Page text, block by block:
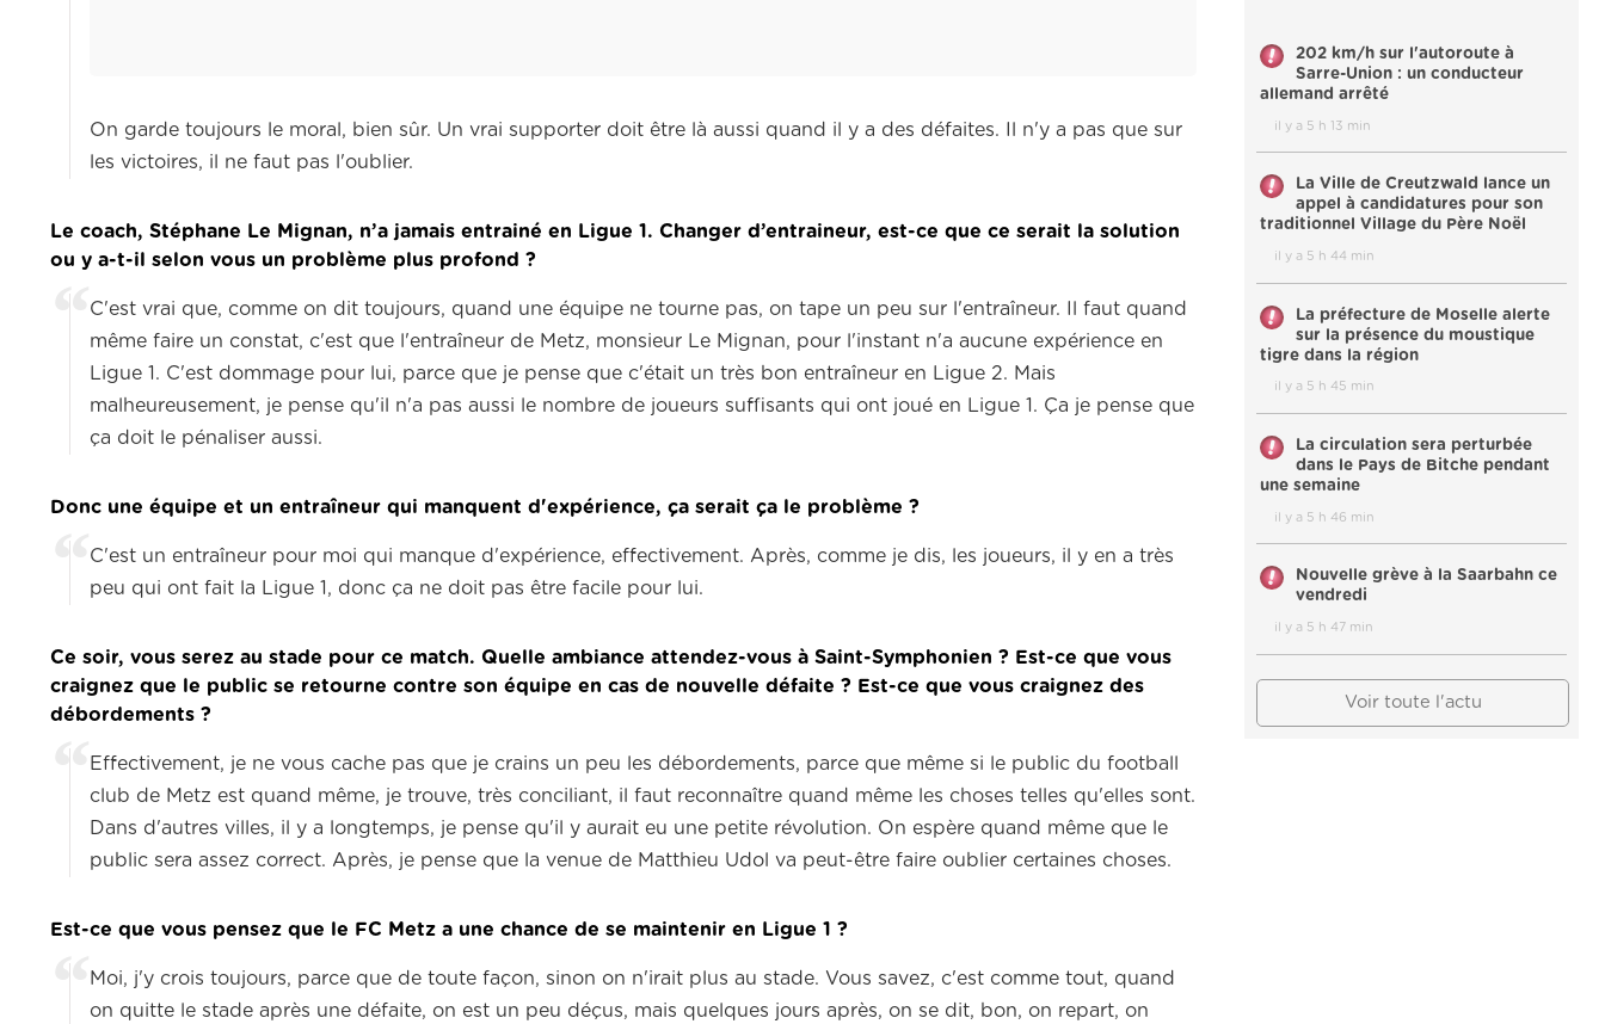
On garde toujours le moral, bien sûr. Un vrai supporter doit être là aussi quand il y a des défaites.
Il n'y a pas que sur
les victoires, il ne faut pas l'oublier.
Le coach, Stéphane Le Mignan, n’a jamais entrainé en Ligue 1. Changer d’entraineur, est-ce que ce serait la solution
ou y a-t-il selon vous un problème plus profond ?
C'est vrai que, comme on dit toujours, quand une équipe ne tourne pas, on tape un peu sur l'entraîneur.
Il faut quand
même faire un constat, c'est que l'entraîneur de Metz, monsieur Le Mignan, pour l'instant n'a aucune expérience en
Ligue 1. C'est dommage pour lui, parce que je pense que c'était un très bon entraîneur en Ligue 2. Mais
malheureusement, je pense qu'il n'a pas aussi le nombre de joueurs suffisants qui ont joué en Ligue 1. Ça je pense que
ça doit le pénaliser aussi.
Donc une équipe et un entraîneur qui manquent d'expérience, ça serait ça le problème ?
C'est un entraîneur pour moi qui manque d'expérience, effectivement. Après, comme je dis, les joueurs, il y en a très
peu qui ont fait la Ligue 1, donc ça ne doit pas être facile pour lui.
Ce soir, vous serez au stade pour ce match. Quelle ambiance attendez-vous à Saint-Symphonien ? Est-ce que vous
craignez que le public se retourne contre son équipe en cas de nouvelle défaite ? Est-ce que vous craignez des
débordements ?
Effectivement, je ne vous cache pas que je crains un peu les débordements, parce que même si le public du football
club de Metz est quand même, je trouve, très conciliant, il faut reconnaître quand même les choses telles qu'elles sont.
Dans d'autres villes, il y a longtemps, je pense qu'il y aurait eu une petite révolution. On espère quand même que le
public sera assez correct. Après, je pense que la venue de Matthieu Udol va peut-être faire oublier certaines choses.
Est-ce que vous pensez que le FC Metz a une chance de se maintenir en Ligue 1 ?
Moi, j'y crois toujours, parce que de toute façon, sinon on n'irait plus au stade. Vous savez, c'est comme tout, quand
on quitte le stade après une défaite, on est un peu déçus, mais quelques jours après, on se dit, bon, on repart, on
202 km/h sur l'autoroute à
Sarre-Union : un conducteur
allemand arrêté
il y a 5 h 13 min
La Ville de Creutzwald lance un
appel à candidatures pour son
traditionnel Village du Père Noël
il y a 5 h 44 min
La préfecture de Moselle alerte
sur la présence du moustique
tigre dans la région
il y a 5 h 45 min
La circulation sera perturbée
dans le Pays de Bitche pendant
une semaine
il y a 5 h 46 min
Nouvelle grève à la Saarbahn ce
vendredi
il y a 5 h 47 min
Voir toute l'actu